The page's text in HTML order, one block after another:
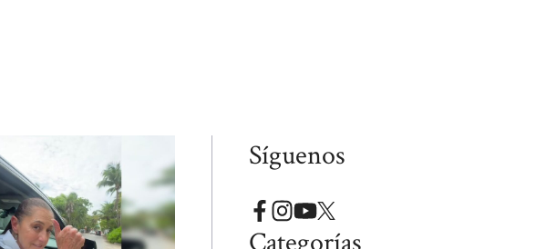
Síguenos